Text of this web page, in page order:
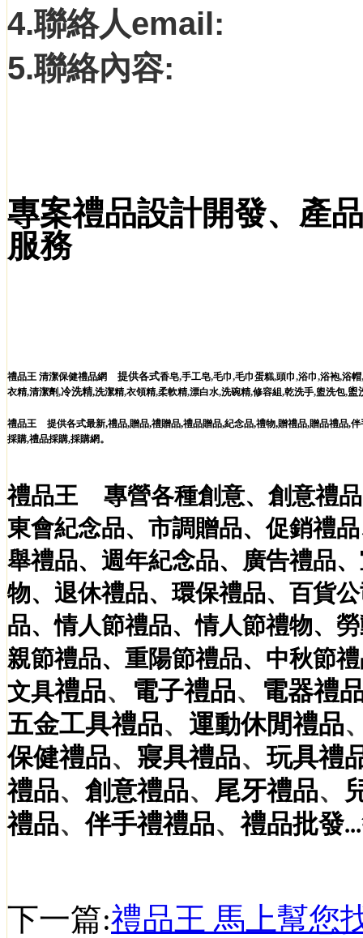
4.聯絡人email:
5.聯絡內容:
專案禮品設計開發、產
服務
禮品王 清潔保健禮品網 提供各式香皂,手工皂,毛巾,毛巾蛋糕,頭巾,浴巾,浴袍,浴帽,
衣精,清潔劑,冷洗精,洗潔精,衣領精,柔軟精,漂白水,洗碗精,修容組,乾洗手,盥洗包,盥
禮品王 提供各式最新,禮品,贈品,禮贈品,禮品贈品,紀念品,禮物,贈禮品,贈品禮品,伴
採購,禮品採購,採購網。
禮品王 專營各種創意、 創意禮品
東會紀念品、 市調贈品、促銷禮品
舉禮品、 週年紀念品、 廣告禮品、
物、 退休禮品、環保禮品、 百貨
品、情人節禮品、情人節禮物、
親節禮品、 重陽節禮品、 中秋節
文具禮品、 電子禮品、 電器禮
五金工具禮品、 運動休閒禮品
保健禮品、 寢具禮品、玩具禮
禮品、 創意禮品、 尾牙禮品、
禮品、伴手禮禮品、禮品批發...
下一篇:禮品王 馬上幫您